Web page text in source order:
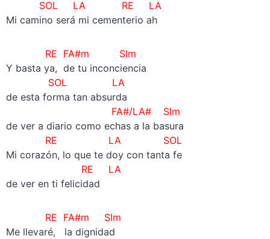
SOL LA RE LA
Mi camino será mi cementerio ah
RE FA#m SIm
Y basta ya, de tu inconciencia
SOL
LA
de esta forma tan absurda
FA#/LA# SIm
de ver a diario como echas a la basura
RE LA
SOL
Mi corazón, lo que te doy con tanta fe
RE LA
de ver en ti felicidad
RE FA#m SIm
Me llevaré, la dignidad